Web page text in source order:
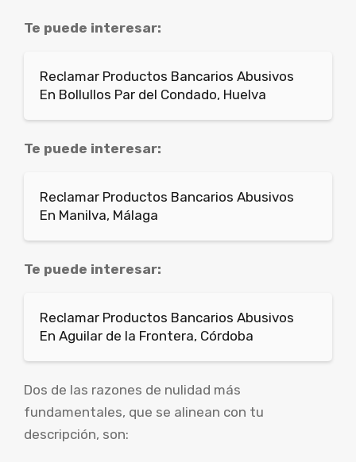
Te puede interesar:
Reclamar Productos Bancarios Abusivos
En Bollullos Par del Condado, Huelva
Te puede interesar:
Reclamar Productos Bancarios Abusivos
En Manilva, Málaga
Te puede interesar:
Reclamar Productos Bancarios Abusivos
En Aguilar de la Frontera, Córdoba
Dos de las razones de nulidad más
fundamentales, que se alinean con tu
descripción, son: